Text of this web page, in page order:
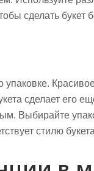
сделать букет
упаковке.
сделает его
Выбирайте
стилю